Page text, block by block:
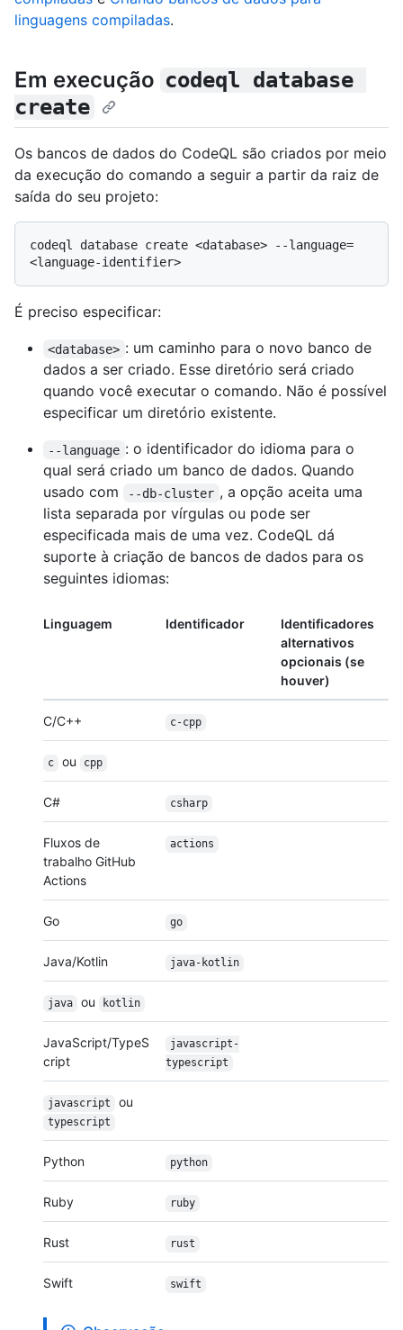
linguagens compiladas.
Em execução codeql database
create
Os bancos de dados do CodeQL são criados por meio
da execução do comando a seguir a partir da raiz de
saída do seu projeto:
codeql database create <database> --language=
É preciso especificar:
<database> : um caminho para o novo banco de
dados a ser criado. Esse diretório será criado
quando você executar o comando. Não é possível
especificar um diretório existente.
--language : o identificador do idioma para o
qual será criado um banco de dados. Quando
usado com
--db-cluster , a opção aceita uma
lista separada por vírgulas ou pode ser
especificada mais de uma vez. CodeQL dá
suporte à criação de bancos de dados para os
seguintes idiomas:
Linguagem Identificador
Identificadores
alternativos
opcionais (se
houver)
C/C++ c-cpp
c ou cpp
C# csharp
Fluxos de
trabalho GitHub
Actions
actions
Go go
Java/Kotlin java-kotlin
java ou kotlin
JavaScript/TypeS
cript
javascript-
typescript
javascript ou
typescript
Python python
Ruby ruby
Rust rust
Swift swift